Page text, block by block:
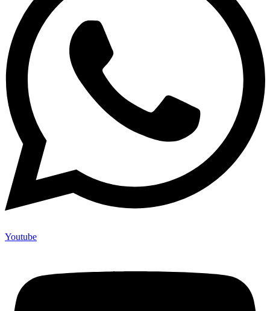
Youtube